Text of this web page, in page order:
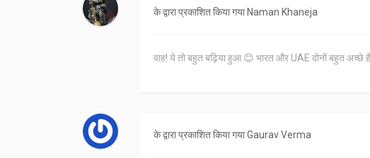
के द्वारा प्रकाशित किया गया Naman Khaneja
वाह! ये तो बहुत बढ़िया हुआ 😊 भारत और UAE दोनों बहुत
के द्वारा प्रकाशित किया गयाGaurav Verma